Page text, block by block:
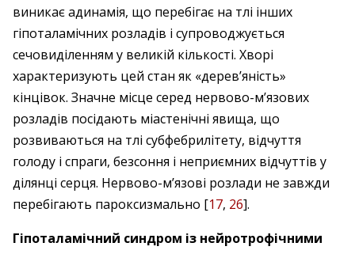
виникає адинамія, що перебігає на тлі інших
гіпоталамічних розладів і супроводжується
сечовиділенням у великій кількості. Хворі
характеризують цей стан як «дерев’яність»
кінцівок. Значне місце серед нервово-м’язових
розладів посідають міастенічні явища, що
розвиваються на тлі субфебрилітету, відчуття
голоду і спраги, безсон­ня і неприємних відчуттів у
ділянці серця. Нервово-м’язові розлади не завжди
перебігають пароксизмально [17, 26].
Гіпоталамічний синдром із нейротрофічними